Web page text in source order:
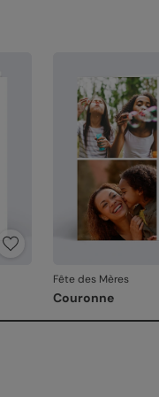
Fête des Mères
Couronne